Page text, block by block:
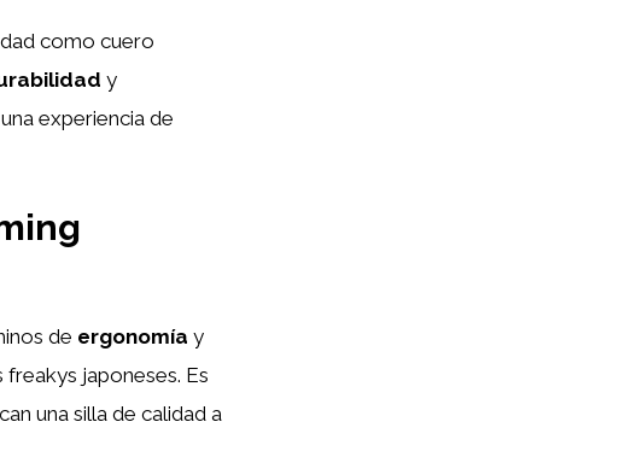
como cuero
y
experiencia de
de ergonomía y
japoneses. Es
una silla de calidad a